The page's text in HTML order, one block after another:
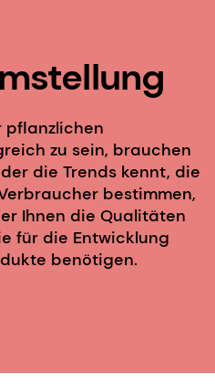
pflanzlichen
zu sein, brauchen
die Trends kennt, die
bestimmen,
Ihnen die Qualitäten
für die Entwicklung
benötigen.